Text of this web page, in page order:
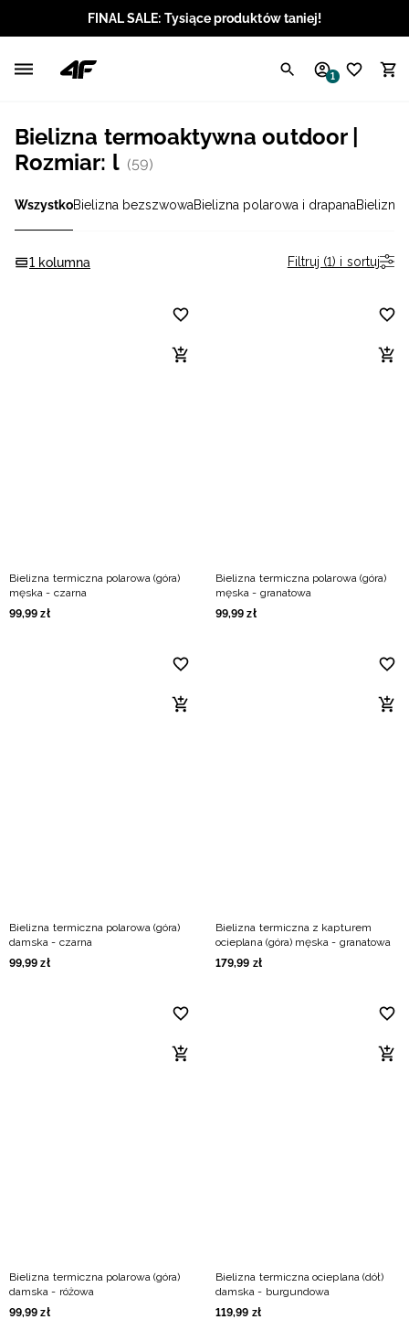
FINAL SALE: Tysiące produktów taniej!
1
Bielizna termoaktywna outdoor |
Rozmiar: l (59)
WszystkoBielizna bezszwowaBielizna polarowa i drapanaBielizna
1 kolumna Filtruj (1) i sortuj
Bielizna termiczna polarowa (góra)
męska - czarna
99,99 zł
Bielizna termiczna polarowa (góra)
męska - granatowa
99,99 zł
Bielizna termiczna polarowa (góra)
damska - czarna
99,99 zł
Bielizna termiczna z kapturem
ocieplana (góra) męska - granatowa
179,99 zł
Bielizna termiczna polarowa (góra)
damska - różowa
99,99 zł
Bielizna termiczna ocieplana (dół)
damska - burgundowa
119,99 zł
Angielski / USD